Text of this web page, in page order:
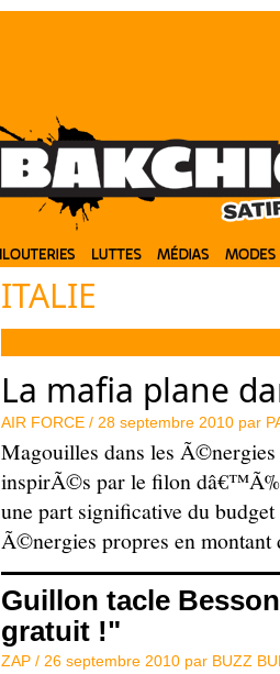
ITALIE
La mafia plane
AIR FORCE / 28 septembre 2010 par
Magouilles dans les
inspirÃ©s par le filon
une part significative du
Ã©nergies propres en
Guillon tacle
gratuit !"
ZAP / 26 septembre 2010 par BUZZ